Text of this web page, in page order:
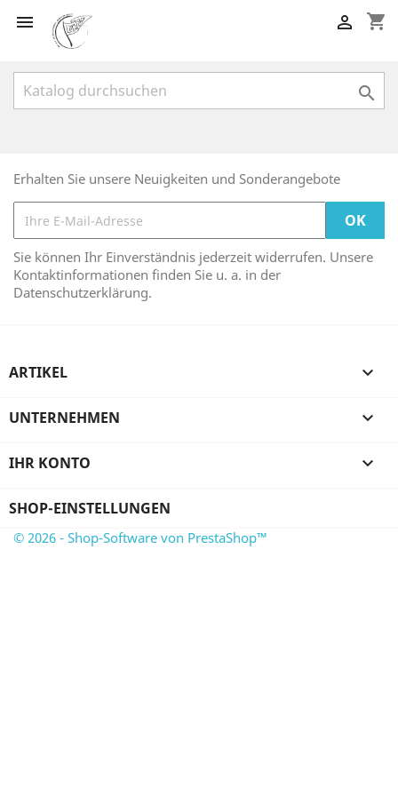
 shopping_cart


Erhalten Sie unsere Neuigkeiten und Sonderangebote
Sie können Ihr Einverständnis jederzeit widerrufen. Unsere
Kontaktinformationen finden Sie u. a. in der
Datenschutzerklärung.
ARTIKEL 
UNTERNEHMEN 
IHR KONTO 
SHOP-EINSTELLUNGEN
© 2026 - Shop-Software von PrestaShop™